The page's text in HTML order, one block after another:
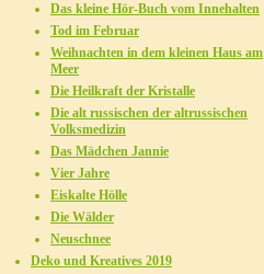
Das kleine Hör-Buch vom Innehalten
Tod im Februar
Weihnachten in dem kleinen Haus am
Meer
Die Heilkraft der Kristalle
Die alt russischen der altrussischen
Volksmedizin
Das Mädchen Jannie
Vier Jahre
Eiskalte Hölle
Die Wälder
Neuschnee
Deko und Kreatives 2019